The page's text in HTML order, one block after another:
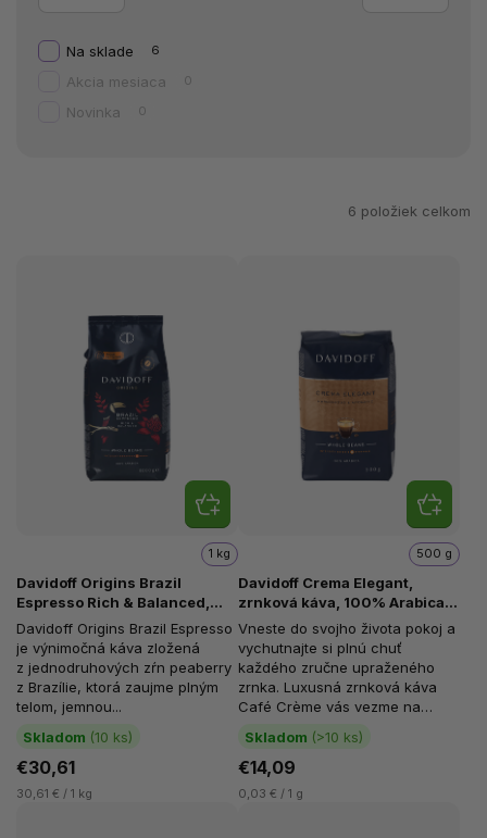
Na sklade 6
Akcia mesiaca 0
Novinka 0
6 položiek celkom
Davidoff Origins Brazil
Espresso Rich & Balanced,
zrnková káva, 100 % Arabica,
1 kg
Skladom (10 ks)
1 kg
€30,61
30,61 € / 1 kg
Davidoff Origins Brazil Espresso
je výnimočná káva zložená
z jednodruhových zŕn peaberry
z Brazílie, ktorá zaujme plným
telom, jemnou...
Davidoff Crema Elegant,
zrnková káva, 100% Arabica,
500 g
Skladom (>10 ks)
500 g
€14,09
0,03 € / 1 g
Vneste do svojho života pokoj a
vychutnajte si plnú chuť
každého zručne upraženého
zrnka. Luxusná zrnková káva
Café Crème vás vezme na
cestu chutí, kde prvou
zastávkou je...